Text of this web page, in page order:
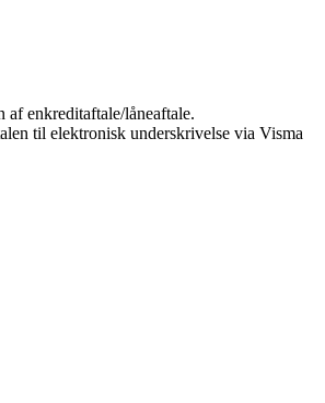
af enkreditaftale/låneaftale.
til elektronisk underskrivelse via Visma